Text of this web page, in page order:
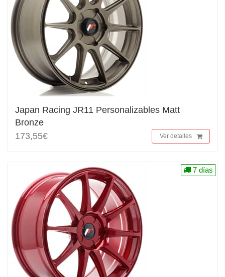
Japan Racing JR11 Personalizables Matt
Bronze
173,55€
Ver detalles
7 días